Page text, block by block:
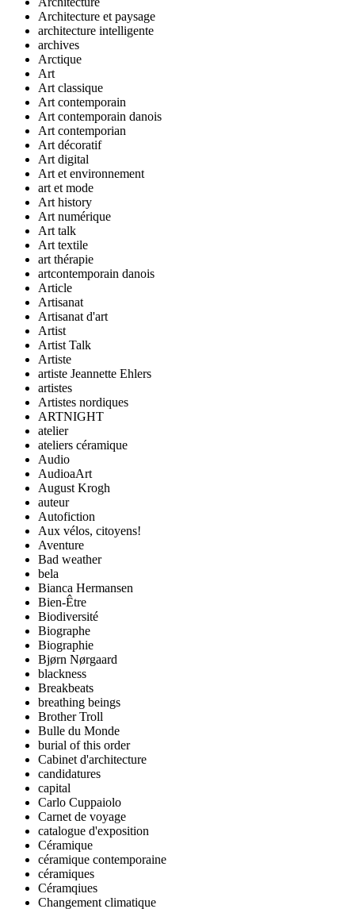
Architecture et paysage
architecture intelligente
archives
Arctique
Art
Art classique
Art contemporain
Art contemporain danois
Art contemporian
Art décoratif
Art digital
Art et environnement
art et mode
Art history
Art numérique
Art talk
Art textile
art thérapie
artcontemporain danois
Article
Artisanat
Artisanat d'art
Artist
Artist Talk
Artiste
artiste Jeannette Ehlers
artistes
Artistes nordiques
ARTNIGHT
atelier
ateliers céramique
Audio
AudioaArt
August Krogh
auteur
Autofiction
Aux vélos, citoyens!
Aventure
Bad weather
bela
Bianca Hermansen
Bien-Être
Biodiversité
Biographe
Biographie
Bjørn Nørgaard
blackness
Breakbeats
breathing beings
Brother Troll
Bulle du Monde
burial of this order
Cabinet d'architecture
candidatures
capital
Carlo Cuppaiolo
Carnet de voyage
catalogue d'exposition
Céramique
céramique contemporaine
céramiques
Céramqiues
Changement climatique